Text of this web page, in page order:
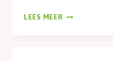
LEES MEER 11/31